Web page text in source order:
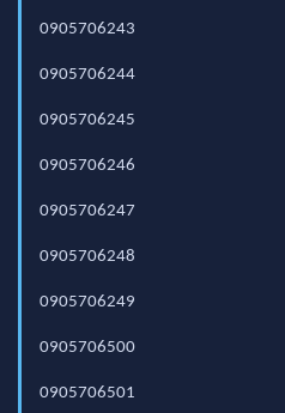
0905706243
0905706244
0905706245
0905706246
0905706247
0905706248
0905706249
0905706500
0905706501